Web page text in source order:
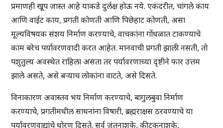
प्रमाणही खूप जास्त आहे याकडे दुर्लक्ष होऊ नये. एकंदरीत, चांगले काय
आणि वाईट काय, प्रगती कोणती आणि पिछेहाट कोणती, असा
मूल्यविषयक संशय निर्माण करण्याचे, वाचकांना गोंधळात टाकण्याचे
काम बरेच पर्यावरणवादी करत आहेत. मानवाची प्रगती झाली नसती, तो
पशुतुल्य अवस्थेत राहिला असता तर पर्यावरणाच्या दृष्टीने फार उत्तम
झाले असते, असे बऱ्याच लोकांना वाटते, असे दिसते.
विनाकारण अवास्तव भय निर्माण करण्याचे, बागुलबुवा निर्माण
करण्याचे, प्रगतीमधील साधनांना विषारी, ब्रह्मराक्षस ठरवण्याचे या
पर्यावरणवाद्यांचे धोरण दिसते. सर्व जंतुनाशके, कीटकनाशके,